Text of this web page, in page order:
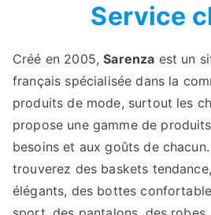
Service
Créé en 2005,Sarenza est un
français spécialisée dans la
produits de mode, surtout les
propose une gamme de
besoins et aux goûts de
trouverez des baskets
élégants, des bottes